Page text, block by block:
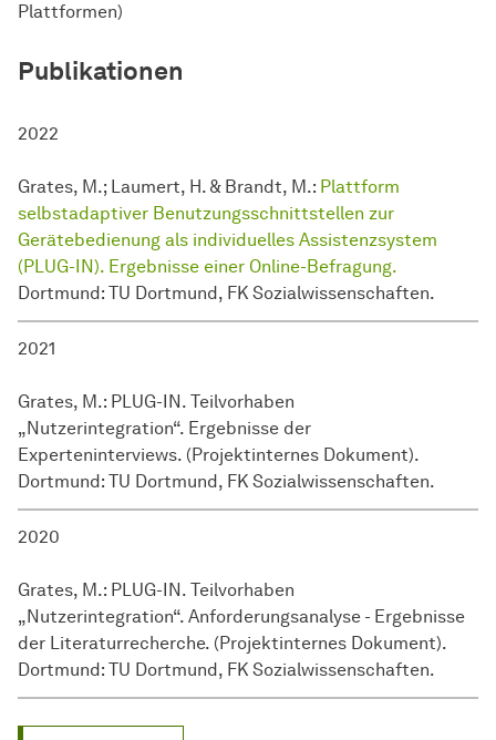
Plattformen)
Publikationen
2022
Grates, M.; Laumert, H. & Brandt, M.: Plattform
selbstadaptiver Benutzungs­schnitt­stellen zur
Gerätebedienung als individuelles Assistenzsystem
(PLUG-IN). Ergebnisse einer Online-Befragung.
Dortmund: TU Dortmund, FK Sozialwissenschaften.
2021
Grates, M.: PLUG-IN. Teilvorhaben
„Nutzerintegration“. Ergebnisse der
Experteninterviews. (Projektinternes Dokument).
Dortmund: TU Dortmund, FK Sozialwissenschaften.
2020
Grates, M.: PLUG-IN. Teilvorhaben
„Nutzerintegration“. Anforderungsanalyse - Ergebnisse
der Literaturrecherche. (Projektinternes Dokument).
Dortmund: TU Dortmund, FK Sozialwissenschaften.